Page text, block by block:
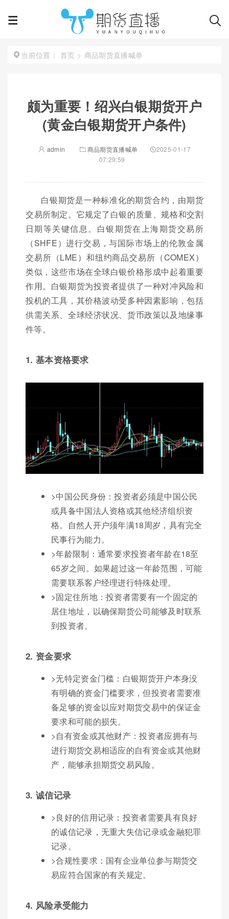
当前位置： 首页 > 商品期货直播喊单
颇为重要！绍兴白银期货开户
(黄金白银期货开户条件)
admin 商品期货直播喊单
2025-01-17
07:29:59
白银期货是一种标准化的期货合约，由期货
交易所制定。它规定了白银的质量、规格和交割
日期等关键信息。白银期货在上海期货交易所
（SHFE）进行交易，与国际市场上的伦敦金属
交易所（LME）和纽约商品交易所（COMEX）
类似，这些市场在全球白银价格形成中起着重要
作用。白银期货为投资者提供了一种对冲风险和
投机的工具，其价格波动受多种因素影响，包括
供需关系、全球经济状况、货币政策以及地缘事
件等。
1. 基本资格要求
>中国公民身份：投资者必须是中国公民
或具备中国法人资格或其他经济组织资
格。自然人开户须年满18周岁，具有完全
民事行为能力。
>年龄限制：通常要求投资者年龄在18至
65岁之间。如果超过这一年龄范围，可能
需要联系客户经理进行特殊处理。
>固定住所地：投资者需要有一个固定的
居住地址，以确保期货公司能够及时联系
到投资者。
2. 资金要求
>无特定资金门槛：白银期货开户本身没
有明确的资金门槛要求，但投资者需要准
备足够的资金以应对期货交易中的保证金
要求和可能的损失。
>自有资金或其他财产：投资者应拥有与
进行期货交易相适应的自有资金或其他财
产，能够承担期货交易风险。
3. 诚信记录
>良好的信用记录：投资者需要具有良好
的诚信记录，无重大失信记录或金融犯罪
记录。
>合规性要求：国有企业单位参与期货交
易应符合国家的有关规定。
4. 风险承受能力